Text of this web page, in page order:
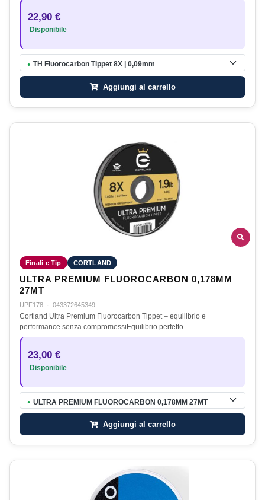
22,90 €
Disponibile
● TH Fluorocarbon Tippet 8X | 0,09mm
Aggiungi al carrello
Finali e Tip CORTLAND
ULTRA PREMIUM FLUOROCARBON 0,178MM
27MT
UPF178 · 043372645349
Cortland Ultra Premium Fluorocarbon Tippet – equilibrio e
performance senza compromessiEquilibrio perfetto …
23,00 €
Disponibile
● ULTRA PREMIUM FLUOROCARBON 0,178MM 27MT
Aggiungi al carrello